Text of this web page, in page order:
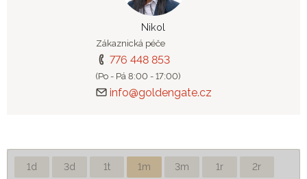
Nikol
Zákaznická péče
776 448 853
(Po - Pá 8:00 - 17:00)
info@goldengate.cz
1d 3d 1t 1m 3m 1r 2r